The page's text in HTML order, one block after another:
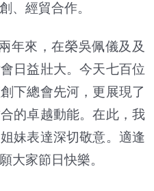
、經貿合作。
年來，在榮吳佩儀及及
日益壯大。今天七百位
下總會先河，更展現了
的卓越動能。在此，我
妹表達深切敬意。適逢
大家節日快樂。